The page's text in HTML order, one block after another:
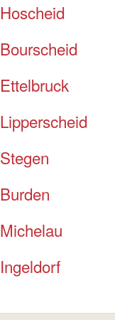
Hoscheid
Bourscheid
Ettelbruck
Lipperscheid
Stegen
Burden
Michelau
Ingeldorf